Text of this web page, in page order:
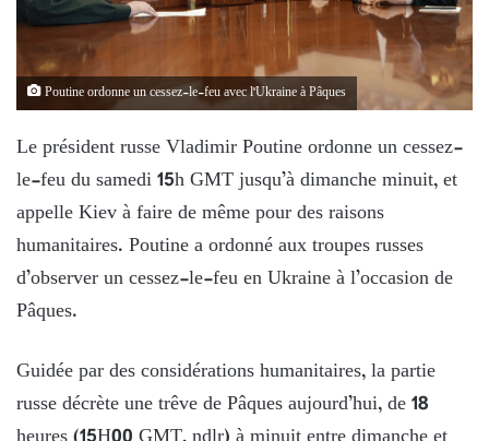
Poutine ordonne un cessez-le-feu avec l'Ukraine à Pâques
Le président russe Vladimir Poutine ordonne un cessez-
le-feu du samedi 15h GMT jusqu’à dimanche minuit, et
appelle Kiev à faire de même pour des raisons
humanitaires. Poutine a ordonné aux troupes russes
d’observer un cessez-le-feu en Ukraine à l’occasion de
Pâques.
Guidée par des considérations humanitaires, la partie
russe décrète une trêve de Pâques aujourd’hui, de 18